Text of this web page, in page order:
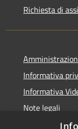
Richiesta di
Informativa
Informativa
Note legali
Dichiarazione